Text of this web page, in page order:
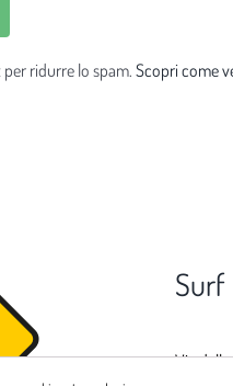
ridurre lo spam. Scopri come
Surf
Via